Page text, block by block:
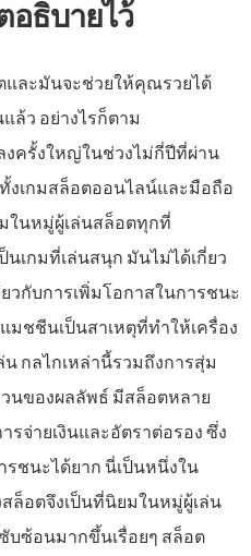
อธิบายไว้
และมันจะช่วยให้คุณรวยได้
ล้ว อย่างไรก็ตาม
ครั้งใหญ่ในช่วงไม่กี่ปีที่ผ่าน
งเกมสล็อตออนไลน์และมือถือ
ในหมู่ผู้เล่นสล็อตทุกที่
เกมที่เล่นสนุก มันไม่ได้เกี่ยว
วกับการเพิ่มโอกาสในการชนะ
ชชีนเป็นสาเหตุที่ทำให้เครื่อง
กลไกเหล่านี้รวมถึงการสุ่ม
นของผลลัพธ์ มีสล็อตหลาย
จ่ายเงินและอัตราต่อรอง ซึ่ง
ชนะได้ยาก นี่เป็นหนึ่งใน
ล็อตจึงเป็นที่นิยมในหมู่ผู้เล่น
บซ้อนมากขึ้นเรื่อยๆ สล็อต